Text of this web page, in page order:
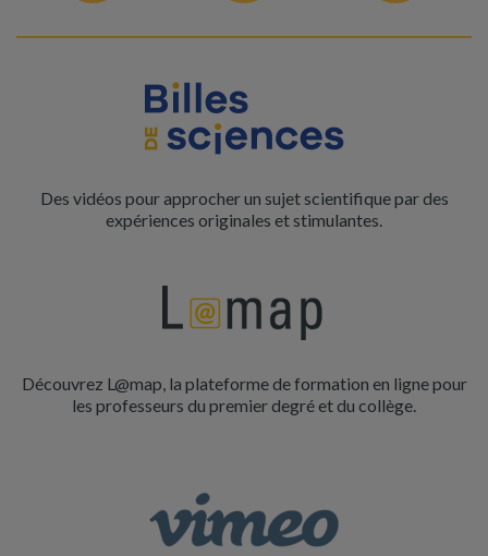
Des vidéos pour approcher un sujet scientifique par des
expériences originales et stimulantes.
Découvrez L@map, la plateforme de formation en ligne pour
les professeurs du premier degré et du collège.